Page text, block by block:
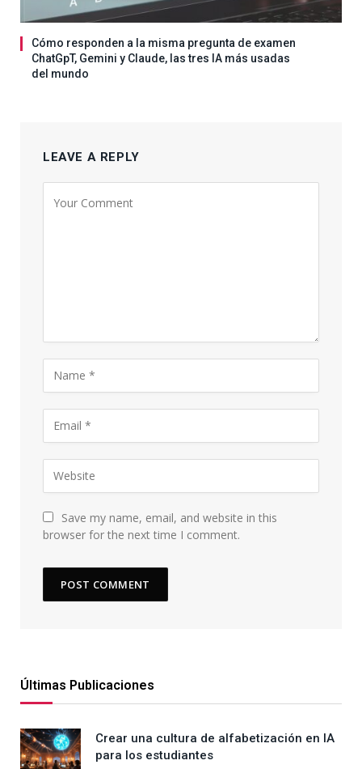
Cómo responden a la misma pregunta de examen
ChatGpT, Gemini y Claude, las tres IA más usadas
del mundo
LEAVE A REPLY
Save my name, email, and website in this
browser for the next time I comment.
Últimas Publicaciones
Crear una cultura de alfabetización en IA
para los estudiantes